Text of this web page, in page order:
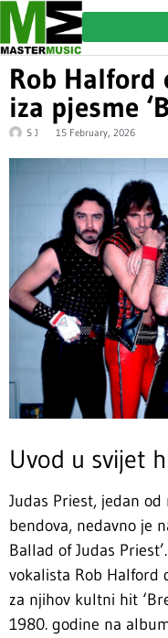
Rob
iza pjesme
S J 15 February, 2026
Uvod u svijet
Judas Priest, jedan
bendova, nedavno je
Ballad of Judas
vokalista Rob Halford
za njihov kultni hit
1980. godine na